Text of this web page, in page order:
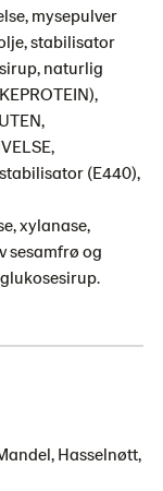
mysepulver
stabilisator
naturlig
(E440),
xylanase,
sesamfrø og
Hasselnøtt,